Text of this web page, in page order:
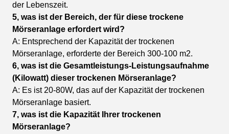
der Lebenszeit.
5, was ist der Bereich, der für diese trockene
Mörseranlage erfordert wird?
A: Entsprechend der Kapazität der trockenen
Mörseranlage, erforderte der Bereich 300-100 m2.
6, was ist die Gesamtleistungs-Leistungsaufnahme
(Kilowatt) dieser trockenen Mörseranlage?
A: Es ist 20-80W, das auf der Kapazität der trockenen
Mörseranlage basiert.
7, was ist die Kapazität Ihrer trockenen
Mörseranlage?